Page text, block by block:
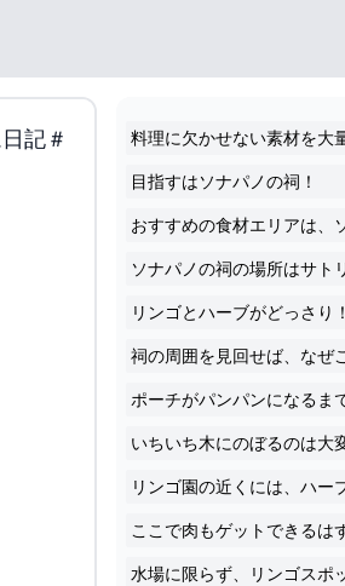
記＃
目指すはソナパノの祠！
リンゴとハーブがどっさり！